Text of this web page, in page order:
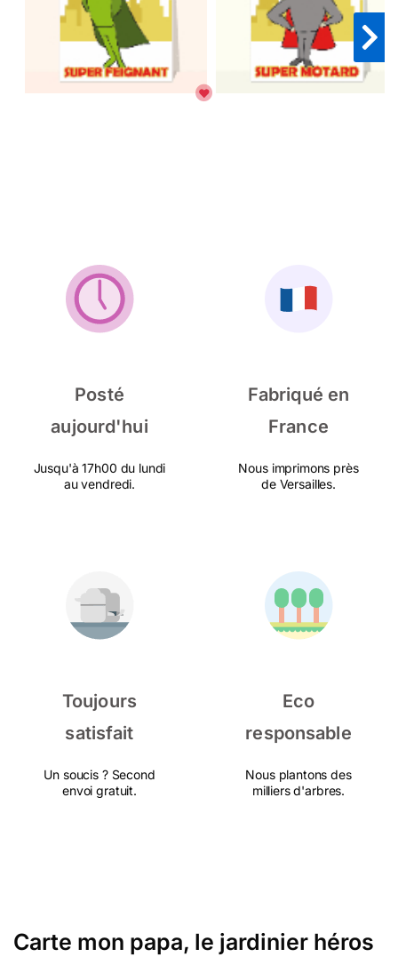
Posté
aujourd'hui
Jusqu'à 17h00 du lundi
au vendredi.
Fabriqué en
France
Nous imprimons près
de Versailles.
Toujours
satisfait
Un soucis ? Second
envoi gratuit.
Eco
responsable
Nous plantons des
milliers d'arbres.
Carte mon papa, le jardinier héros